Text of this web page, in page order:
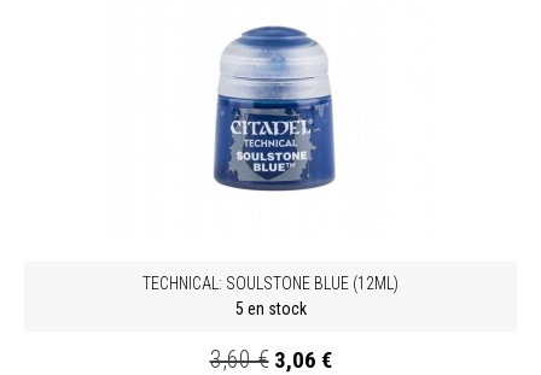
TECHNICAL: SOULSTONE BLUE (12ML)
5 en stock
3,60 € 3,06 €